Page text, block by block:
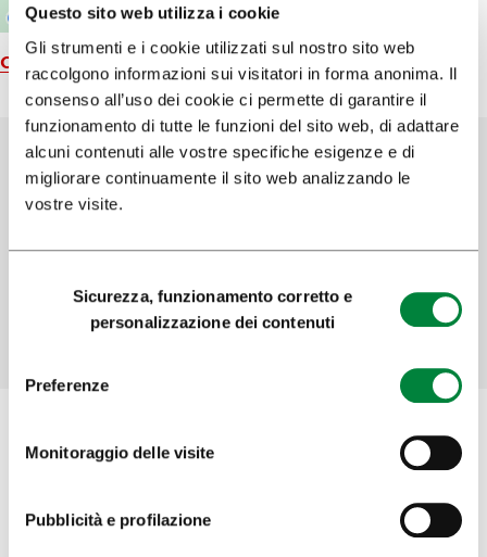
Questo sito web utilizza i cookie
Gli strumenti e i cookie utilizzati sul nostro sito web
raccolgono informazioni sui visitatori in forma anonima. Il
consenso all’uso dei cookie ci permette di garantire il
funzionamento di tutte le funzioni del sito web, di adattare
alcuni contenuti alle vostre specifiche esigenze e di
migliorare continuamente il sito web analizzando le
vostre visite.
Sicurezza, funzionamento corretto e
personalizzazione dei contenuti
Preferenze
Monitoraggio delle visite
Pubblicità e profilazione
Carta geografica
Aiutaci a migliorare il sito
No